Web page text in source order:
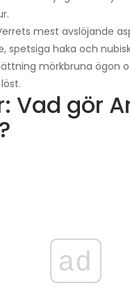
mest avslöjande
spetsiga haka och
mörkbruna ögon
Vad gör
ad